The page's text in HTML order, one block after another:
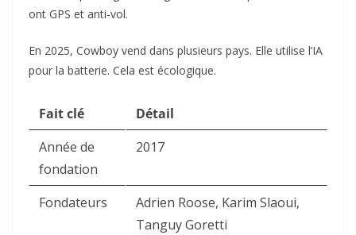
ont GPS et anti-vol.
En 2025, Cowboy vend dans plusieurs pays. Elle utilise l’IA
pour la batterie. Cela est écologique.
Fait clé
Détail
Année de
fondation
2017
Fondateurs
Adrien Roose, Karim Slaoui,
Tanguy Goretti